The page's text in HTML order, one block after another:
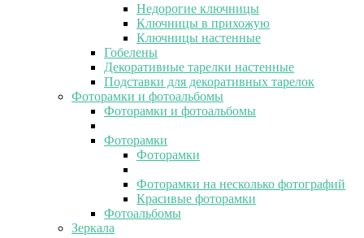
Недорогие ключницы
Ключницы в прихожую
Ключницы настенные
Гобелены
Декоративные тарелки настенные
Подставки для декоративных тарелок
Фоторамки и фотоальбомы
Фоторамки и фотоальбомы
Фоторамки
Фоторамки
Фоторамки на несколько фотографий
Красивые фоторамки
Фотоальбомы
Зеркала